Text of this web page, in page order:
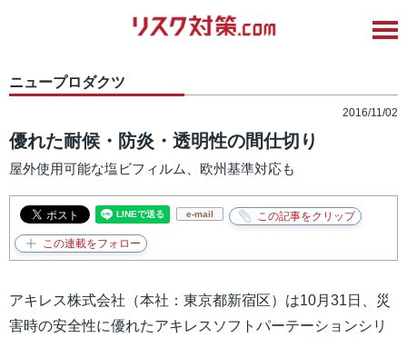
ニュープロダクツ
2016/11/02
優れた耐候・防炎・透明性の間仕切り
屋外使用可能な塩ビフィルム、欧州基準対応も
e-mail
アキレス株式会社（本社：東京都新宿区）は10月31日、災
害時の安全性に優れたアキレスソフトパーテーションシリ